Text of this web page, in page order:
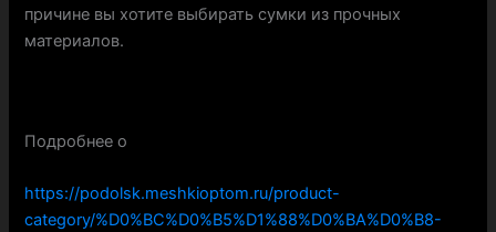
причине вы хотите выбирать сумки из прочных
материалов.
Подробнее о
https://podolsk.meshkioptom.ru/product-
category/%D0%BC%D0%B5%D1%88%D0%BA%D0%B8-